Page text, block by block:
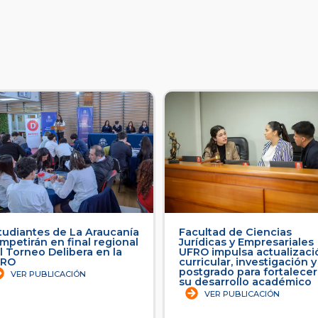
de Ciencias
y Empresariales
impulsa actualización
investigación y
para fortalecer
desarrollo académico
La Araucanía frente a la ESI
2025: desafíos para un
desarrollo con mejores
ingresos
VER PUBLICACIÓN